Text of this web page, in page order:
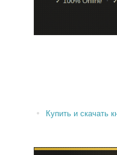
Купить и скачать